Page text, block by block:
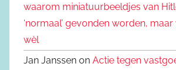
waarom miniatuurbeeldjes van
‘normaal’ gevonden worden, maar
wèl
Jan Janssen on Actie tegen